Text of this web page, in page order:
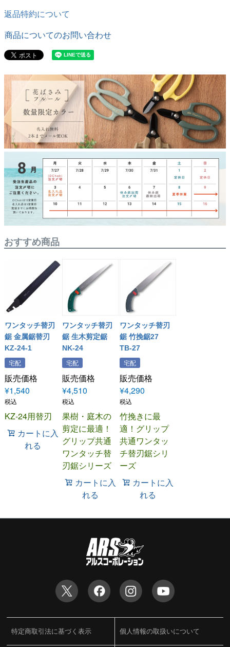
返品特約について
商品についてのお問い合わせ
おすすめ商品
ワンタッチ替刃
鋸 金属鋸替刃
KZ-24-1
宅配
販売価格
¥1,540
税込
KZ-24用替刃
カートに入
れる
ワンタッチ替刃
鋸 生木剪定鋸
NK-24
宅配
販売価格
¥4,510
税込
果樹・庭木の
剪定に最適！
グリップ共通
ワンタッチ替
刃鋸シリーズ
カートに入
れる
ワンタッチ替刃
鋸 竹挽鋸27
TB-27
宅配
販売価格
¥4,290
税込
竹挽きに最
適！グリップ
共通ワンタッ
チ替刃鋸シリ
ーズ
カートに入
れる
特定商取引法に基づく表示 個人情報の取扱いについて